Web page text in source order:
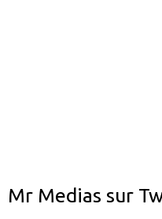
Mr Medias sur